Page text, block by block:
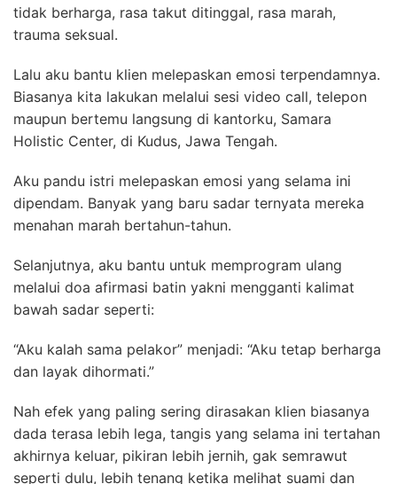
tidak berharga, rasa takut ditinggal, rasa marah,
trauma seksual.
Lalu aku bantu klien melepaskan emosi terpendamnya.
Biasanya kita lakukan melalui sesi video call, telepon
maupun bertemu langsung di kantorku, Samara
Holistic Center, di Kudus, Jawa Tengah.
Aku pandu istri melepaskan emosi yang selama ini
dipendam. Banyak yang baru sadar ternyata mereka
menahan marah bertahun-tahun.
Selanjutnya, aku bantu untuk memprogram ulang
melalui doa afirmasi batin yakni mengganti kalimat
bawah sadar seperti:
“Aku kalah sama pelakor” menjadi: “Aku tetap berharga
dan layak dihormati.”
Nah efek yang paling sering dirasakan klien biasanya
dada terasa lebih lega, tangis yang selama ini tertahan
akhirnya keluar, pikiran lebih jernih, gak semrawut
seperti dulu, lebih tenang ketika melihat suami dan